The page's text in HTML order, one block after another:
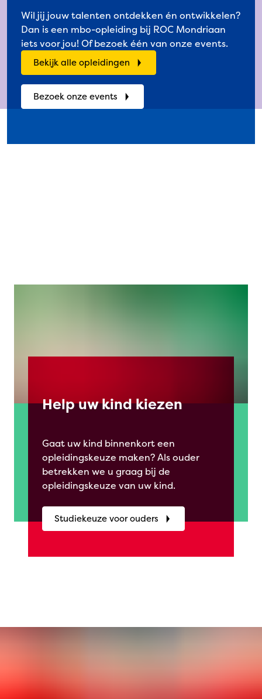
Wil jij jouw talenten ontdekken én ontwikkelen?
Dan is een mbo-opleiding bij ROC Mondriaan
iets voor jou! Of bezoek één van onze events.
Bekijk alle opleidingen
Bezoek onze events
Help uw kind kiezen
Gaat uw kind binnenkort een
opleidingskeuze maken? Als ouder
betrekken we u graag bij de
opleidingskeuze van uw kind.
Studiekeuze voor ouders